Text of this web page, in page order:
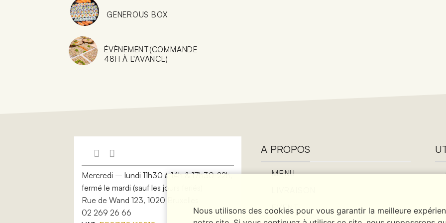
GENEROUS BOX
ÉVÈNEMENT(COMMANDE
48H À L'AVANCE)
Mercredi – lundi 11h30 à 14h & 17h30-22h,
fermé le mardi (sauf les jours feriés)
Rue de Wand 123, 1020 Bruxelles
02 269 26 66
A PROPOS
MENU
EVENT
Nous utilisons des cookies pour vous garantir la meilleure